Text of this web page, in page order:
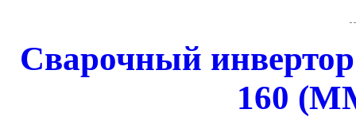
Сварочный
160